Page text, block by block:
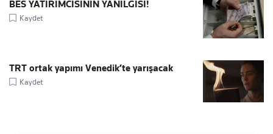
BES YATIRIMCISININ YANILGISI!
Kaydet
TRT ortak yapımı Venedik’te yarışacak
Kaydet